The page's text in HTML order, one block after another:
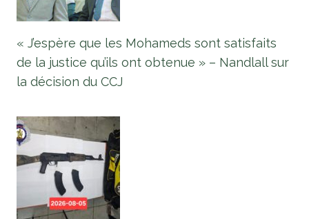
« J’espère que les Mohameds sont satisfaits
de la justice qu’ils ont obtenue » – Nandlall sur
la décision du CCJ